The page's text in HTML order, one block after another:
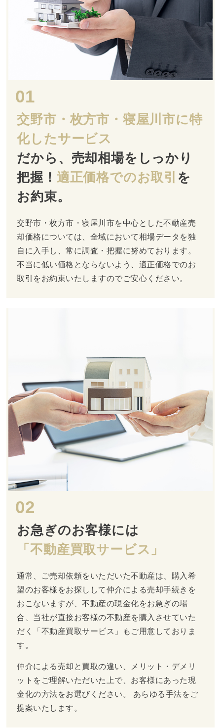
01
交野市・枚方市・寝屋川市に特
化したサービス
だから、売却相場をしっかり
把握！ 適正価格でのお取引 を
お約束。
交野市・枚方市・寝屋川市を中心とした不動産売
却価格については、全域において相場データを独
自に入手し、常に調査・把握に努めております。
不当に低い価格とならないよう、適正価格でのお
取引をお約束いたしますのでご安心ください。
02
お急ぎのお客様には
「不動産買取サービス」
通常、ご売却依頼をいただいた不動産は、購入希
望のお客様をお探しして仲介による売却手続きを
おこないますが、不動産の現金化をお急ぎの場
合、当社が直接お客様の不動産を購入させていた
だく「不動産買取サービス」もご用意しておりま
す。
仲介による売却と買取の違い、メリット・デメリ
ットをご理解いただいた上で、お客様にあった現
金化の方法をお選びください。 あらゆる手法をご
提案いたします。